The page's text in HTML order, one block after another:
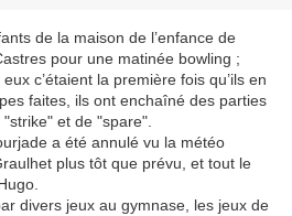
de la maison de l’enfance de
pour une matinée bowling ;
c’étaient la première fois qu’ils en
faites, ils ont enchaîné des parties
et de "spare".
a été annulé vu la météo
plus tôt que prévu, et tout le
divers jeux au gymnase, les jeux de